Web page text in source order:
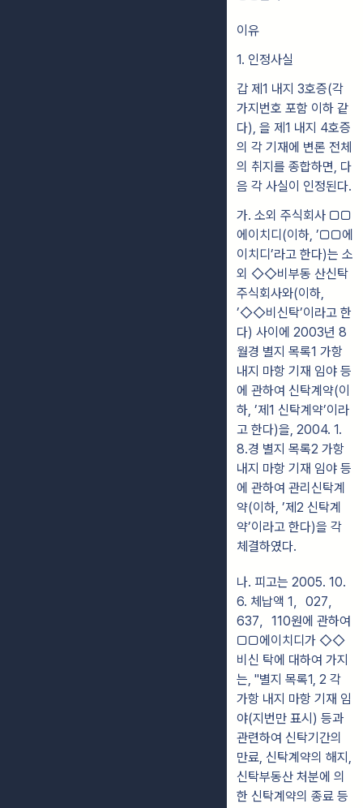
이유
1. 인정사실
갑 제1 내지 3호증(각
가지번호 포함 이하 같
다), 을 제1 내지 4호증
의 각 기재에 변론 전체
의 취지를 종합하면, 다
음 각 사실이 인정된다.
가. 소외 주식회사 ▢▢
에이치디(이하, ’▢▢에
이치디’라고 한다)는 소
외 ◇◇비부동 산신탁
주식회사와(이하,
’◇◇비신탁’이라고 한
다) 사이에 2003년 8
월경 별지 목록1 가항
내지 마항 기재 임야 등
에 관하여 신탁계약(이
하, ’제1 신탁계약’이라
고 한다)을, 2004. 1.
8.경 별지 목록2 가항
내지 마항 기재 임야 등
에 관하여 관리신탁계
약(이하, ’제2 신탁계
약’이라고 한다)을 각
체결하였다.
나. 피고는 2005. 10.
6. 체납액 1，027，
637，110원에 관하여
▢▢에이치디가 ◇◇
비신 탁에 대하여 가지
는, "별지 목록1, 2 각
가항 내지 마항 기재 임
야(지번만 표시) 등과
관련하여 신탁기간의
만료, 신탁계약의 해지,
신탁부동산 처분에 의
한 신탁계약의 종료 등